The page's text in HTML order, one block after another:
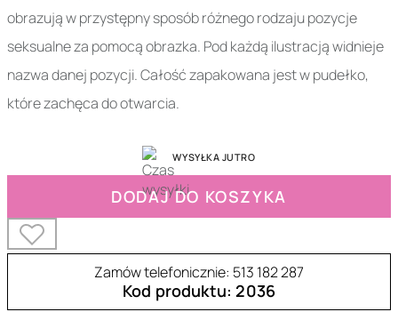
obrazują w przystępny sposób różnego rodzaju pozycje
seksualne za pomocą obrazka. Pod każdą ilustracją widnieje
nazwa danej pozycji. Całość zapakowana jest w pudełko,
które zachęca do otwarcia.
WYSYŁKA JUTRO
DODAJ DO KOSZYKA
Zamów telefonicznie: 513 182 287
Kod produktu: 2036